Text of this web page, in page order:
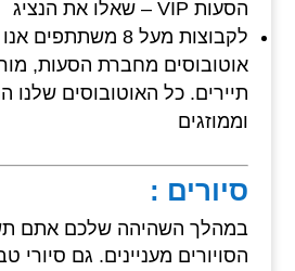
הסעות VIP – שאלו את הנציג
לקבוצות מעל 8
אוטובוסים מחברת הסעות,
תיירים. כל האוטובוסים שלנו
וממוזגים
סיורים :
במהלך השהיהה שלכם אתם
הסויורים מעניינים. גם סיורי